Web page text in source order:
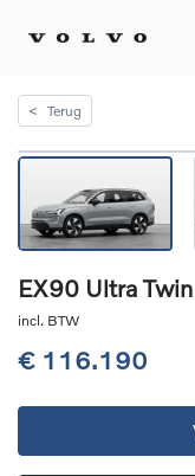
< Terug
EX90 Ultra
incl. BTW
€ 116.190